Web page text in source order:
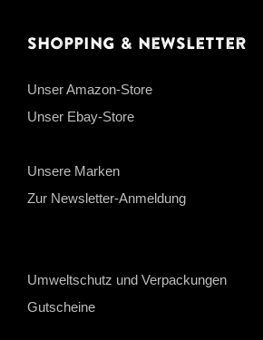
Shopping & Newsletter
Unser Amazon-Store
Unser Ebay-Store
Unsere Marken
Zur Newsletter-Anmeldung
Umweltschutz und Verpackungen
Gutscheine